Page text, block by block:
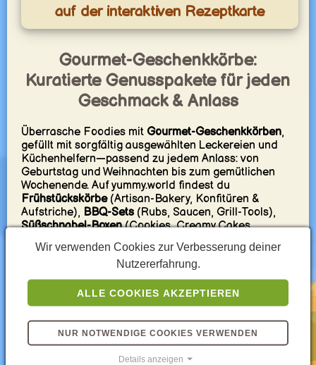
auf der interaktiven Rezeptkarte
Gourmet-Geschenkkörbe:
Kuratierte Genusspakete für jeden
Geschmack & Anlass
Überrasche Foodies mit Gourmet-Geschenkkörben,
gefüllt mit sorgfältig ausgewählten Leckereien und
Küchenhelfern—passend zu jedem Anlass: von
Geburtstag und Weihnachten bis zum gemütlichen
Wochenende. Auf yummy.world findest du
Frühstückskörbe(Artisan-Bakery, Konfitüren &
Aufstriche), BBQ-Sets(Rubs, Saucen, Grill-Tools),
Süßschnabel-Boxen(Cookies, Creamy Cakes,
Schokolade) und
Kaffee- & Tee-Hampers
, die perfekt
mit unseren illustrierten Rezepten harmonieren.
Du willst es persönlicher? Stelle deinen Korb selbst
zusammen: kombiniereSnacks, Dressings, Sirupe
Küchenutensilienzu einem Motto—zum Beispiel
„Movie Night“, „Brunch Club“ oder „Kids’ Cooking
Fun“. Wähle wiederverwendbare Körbe oder
umweltfreundliche Verpackungen, füge eine
gedruckte Rezeptkarte hinzu, und du verschenkst
Wir verwenden Cookies zur Verbesserung deiner
Nutzererfahrung.
ALLE COOKIES AKZEPTIEREN
NUR NOTWENDIGE COOKIES VERWENDEN
Details anzeigen